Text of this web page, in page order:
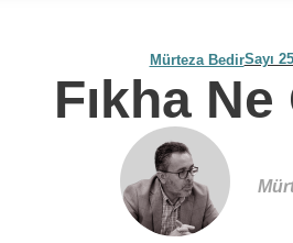
Mürteza BedirSayı
Fıkha